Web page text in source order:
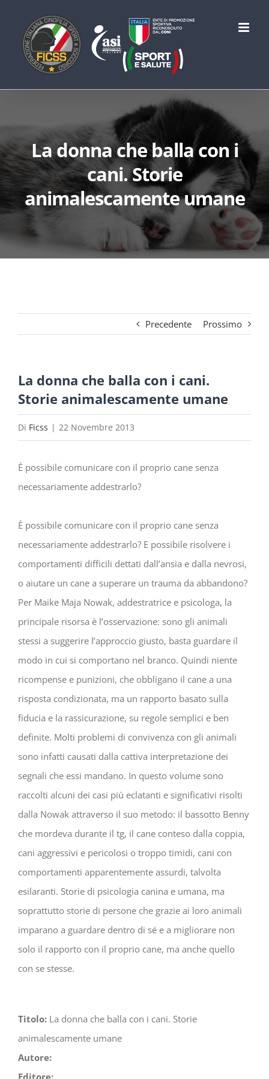
contenuto
La donna che balla con i
cani. Storie
animalescamente umane
Precedente Prossimo
La donna che balla con i cani.
Storie animalescamente umane
Di Ficss | 22 Novembre 2013
È possibile comunicare con il proprio cane senza
necessariamente addestrarlo?
È possibile comunicare con il proprio cane senza
necessariamente addestrarlo? E possibile risolvere i
comportamenti difficili dettati dall’ansia e dalla nevrosi,
o aiutare un cane a superare un trauma da abbandono?
Per Maike Maja Nowak, addestratrice e psicologa, la
principale risorsa è l’osservazione: sono gli animali
stessi a suggerire l’approccio giusto, basta guardare il
modo in cui si comportano nel branco. Quindi niente
ricompense e punizioni, che obbligano il cane a una
risposta condizionata, ma un rapporto basato sulla
fiducia e la rassicurazione, su regole semplici e ben
definite. Molti problemi di convivenza con gli animali
sono infatti causati dalla cattiva interpretazione dei
segnali che essi mandano. In questo volume sono
raccolti alcuni dei casi più eclatanti e significativi risolti
dalla Nowak attraverso il suo metodo: il bassotto Benny
che mordeva durante il tg, il cane conteso dalla coppia,
cani aggressivi e pericolosi o troppo timidi, cani con
comportamenti apparentemente assurdi, talvolta
esilaranti. Storie di psicologia canina e umana, ma
soprattutto storie di persone che grazie ai loro animali
imparano a guardare dentro di sé e a migliorare non
solo il rapporto con il proprio cane, ma anche quello
con se stesse.
Titolo: La donna che balla con i cani. Storie
animalescamente umane
Autore:
Editore: